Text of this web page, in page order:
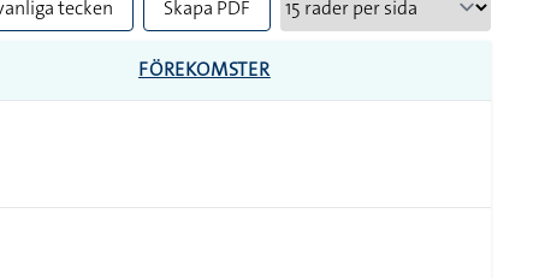
tecken Skapa PDF
FÖREKOMSTER